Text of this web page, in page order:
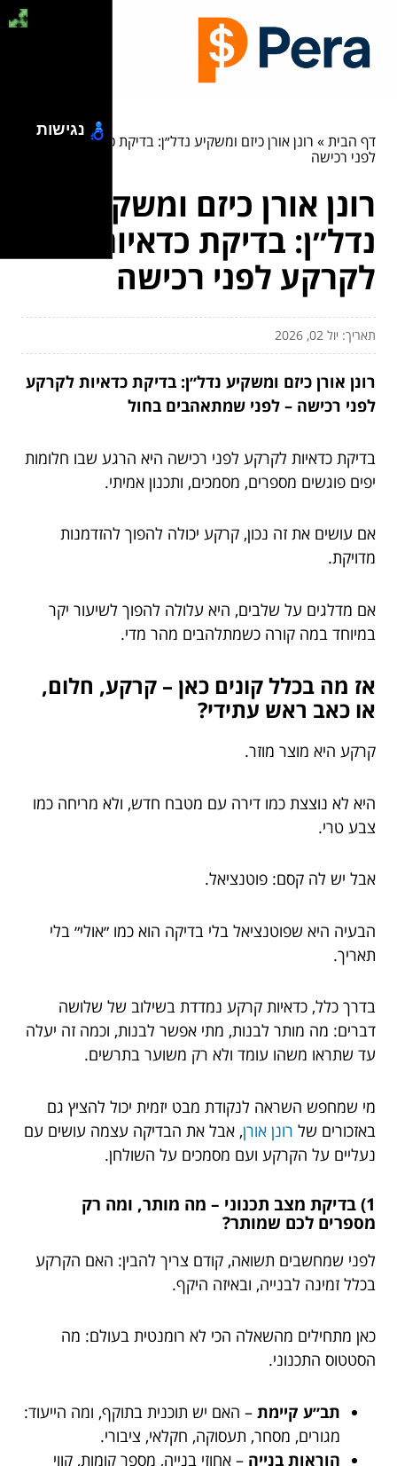
דף הבית» רונן אורן כיזם ומשקיע נדל״ן: בדיקת כדאיות לקרקע
לפני רכישה
רונן אורן כיזם ומשקיע
נדל״ן: בדיקת כדאיות
לקרקע לפני רכישה
תאריך: יול 02, 2026
רונן אורן כיזם ומשקיע נדל״ן: בדיקת כדאיות לקרקע
לפני רכישה – לפני שמתאהבים בחול
בדיקת כדאיות לקרקע לפני רכישה היא הרגע שבו חלומות
יפים פוגשים מספרים, מסמכים, ותכנון אמיתי.
אם עושים את זה נכון, קרקע יכולה להפוך להזדמנות
מדויקת.
אם מדלגים על שלבים, היא עלולה להפוך לשיעור יקר
במיוחד במה קורה כשמתלהבים מהר מדי.
אז מה בכלל קונים כאן – קרקע, חלום,
או כאב ראש עתידי?
קרקע היא מוצר מוזר.
היא לא נוצצת כמו דירה עם מטבח חדש, ולא מריחה כמו
צבע טרי.
אבל יש לה קסם: פוטנציאל.
הבעיה היא שפוטנציאל בלי בדיקה הוא כמו ״אולי״ בלי
תאריך.
בדרך כלל, כדאיות קרקע נמדדת בשילוב של שלושה
דברים: מה מותר לבנות, מתי אפשר לבנות, וכמה זה יעלה
עד שתראו משהו עומד ולא רק משוער בתרשים.
מי שמחפש השראה לנקודת מבט יזמית יכול להציץ גם
באזכורים של רונן אורן, אבל את הבדיקה עצמה עושים עם
נעליים על הקרקע ועם מסמכים על השולחן.
1) בדיקת מצב תכנוני – מה מותר, ומה רק
מספרים לכם שמותר?
לפני שמחשבים תשואה, קודם צריך להבין: האם הקרקע
בכלל זמינה לבנייה, ובאיזה היקף.
כאן מתחילים מהשאלה הכי לא רומנטית בעולם: מה
הסטטוס התכנוני.
תב״ע קיימת – האם יש תוכנית בתוקף, ומה הייעוד:
מגורים, מסחר, תעסוקה, חקלאי, ציבורי.
הוראות בנייה – אחוזי בנייה, מספר קומות, קווי
נגישות